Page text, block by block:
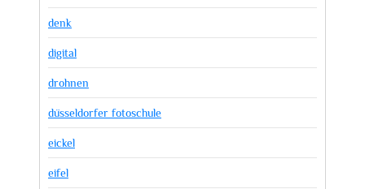
denk
digital
drohnen
düsseldorfer fotoschule
eickel
eifel